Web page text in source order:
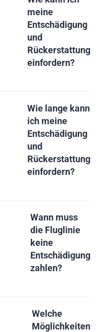
meine
Entschädigung
und
Rückerstattung
einfordern?
Wie lange kann
ich meine
Entschädigung
und
Rückerstattung
einfordern?
Wann muss
die Fluglinie
keine
Entschädigung
zahlen?
Welche
Möglichkeiten